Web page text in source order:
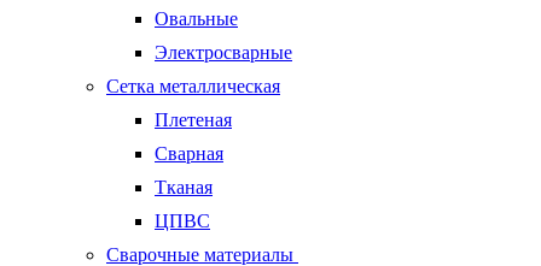
Овальные
Электросварные
Сетка металлическая
Плетеная
Сварная
Тканая
ЦПВС
Сварочные материалы